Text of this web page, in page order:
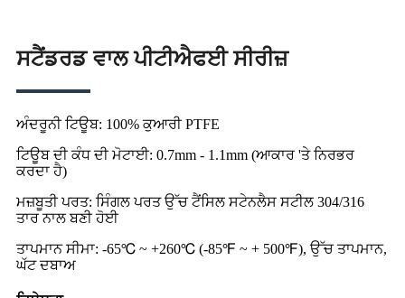
ਸਟੈਂਡਰਡ ਵਾਲ ਪੀਟੀਐਫਈ ਸੀਰੀਜ਼
ਅੰਦਰੂਨੀ ਟਿਊਬ: 100% ਕੁਆਰੀ PTFE
ਟਿਊਬ ਦੀ ਕੰਧ ਦੀ ਮੋਟਾਈ: 0.7mm - 1.1mm (ਆਕਾਰ 'ਤੇ ਨਿਰਭਰ
ਕਰਦਾ ਹੈ)
ਮਜ਼ਬੂਤੀ ਪਰਤ: ਸਿੰਗਲ ਪਰਤ ਉੱਚ ਟੈਂਸਿਲ ਸਟੇਨਲੈਸ ਸਟੀਲ 304/316
ਤਾਰ ਨਾਲ ਬਣੀ ਹੋਈ
ਤਾਪਮਾਨ ਸੀਮਾ: -65℃ ~ +260℃ (-85℉ ~ + 500℉), ਉੱਚ ਤਾਪਮਾਨ,
ਘੱਟ ਦਬਾਅ